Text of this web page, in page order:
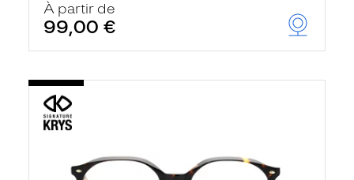
À partir de
99,00 €